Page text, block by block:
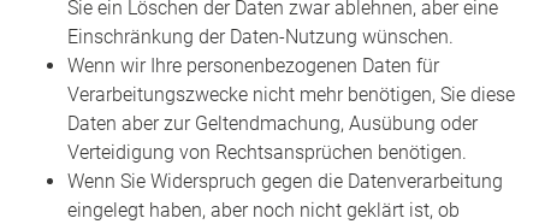
Sie ein Löschen der Daten zwar ablehnen, aber eine
Einschränkung der Daten-Nutzung wünschen.
Wenn wir Ihre personenbezogenen Daten für
Verarbeitungszwecke nicht mehr benötigen, Sie diese
Daten aber zur Geltendmachung, Ausübung oder
Verteidigung von Rechtsansprüchen benötigen.
Wenn Sie Widerspruch gegen die Datenverarbeitung
eingelegt haben, aber noch nicht geklärt ist, ob